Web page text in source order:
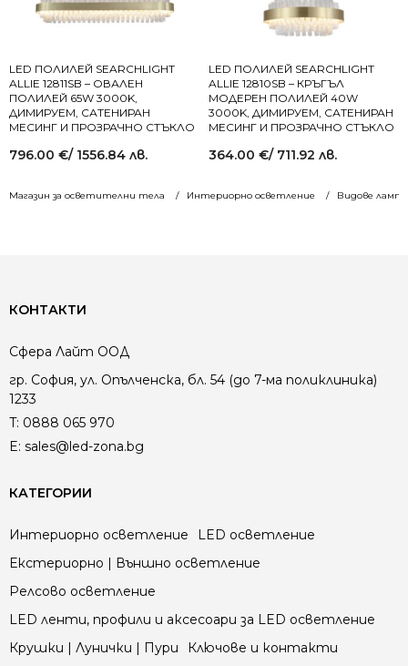
Магазин за осветителни тела Интериорно осветление Видове
LED ПОЛИЛЕЙ SEARCHLIGHT
ALLIE 12811SB – ОВАЛЕН
ПОЛИЛЕЙ 65W 3000K,
ДИМИРУЕМ, САТЕНИРАН
МЕСИНГ И ПРОЗРАЧНО СТЪКЛО
796.00 €/ 1556.84 лв.
LED ПОЛИЛЕЙ SEARCHLIGHT
ALLIE 12810SB – КРЪГЪЛ
МОДЕРЕН ПОЛИЛЕЙ 40W
3000K, ДИМИРУЕМ, САТЕНИРАН
МЕСИНГ И ПРОЗРАЧНО СТЪКЛО
364.00 €/ 711.92 лв.
КОНТАКТИ
Сфера Лайт ООД
гр. София, ул. Опълченска, бл. 54 (до 7-ма поликлиника)
1233
T: 0888 065 970
E: sales@led-zona.bg
КАТЕГОРИИ
Интериорно осветление
LED осветление
Екстериорно | Външно осветление
Релсово осветление
LED ленти, профили и аксесоари за LED осветление
Крушки | Лунички | Пури
Ключове и контакти